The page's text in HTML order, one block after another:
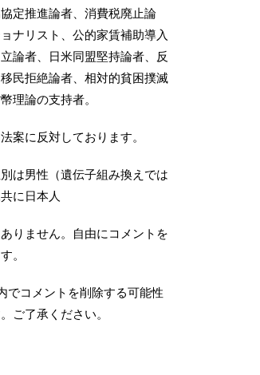
定推進論者、消費税廃止論
ナリスト、公的家賃補助導入
論者、日米同盟堅持論者、反
民拒絶論者、相対的貧困撲滅
理論の支持者。
案に反対しております。
は男性（遺伝子組み換えでは
に日本人
りません。自由にコメントを
。
でコメントを削除する可能性
ご了承ください。